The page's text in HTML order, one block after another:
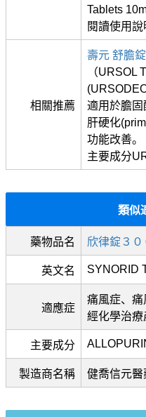
Tablets
閱讀使用說
相關推薦
壽元 舒膽
（URSOL
適用於膽
肝硬化
功能改善。
主要成分
類似
藥物品名 欣律錠３０
英文名 SYNORID
適應症
痛風症、
經化學治療
主要成分
製造商名稱 健喬信元醫